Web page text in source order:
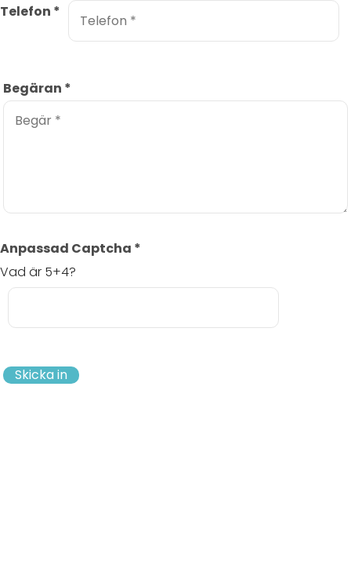
Telefon *
Begäran *
Anpassad Captcha *
Vad är 5+4?
Skicka in